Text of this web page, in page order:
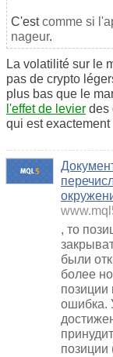
C'estcomme si
nageur.
La volatilité sur le
pas de crypto
plus bas que le
l'effet de levier des
qui est
, то
были
более
позиции
ошибка.
позиции